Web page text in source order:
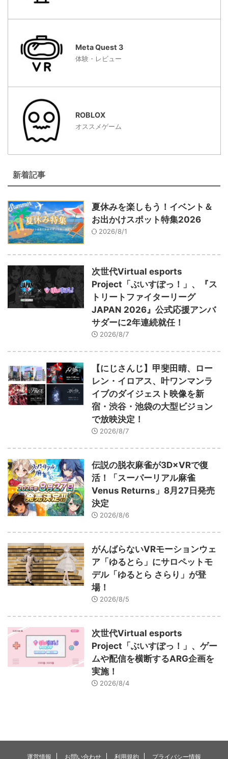
Meta Quest 3
体験・レビュー
ROBLOX
オススメゲーム
新着記事
夏休みを楽しもう！イベント＆
お出かけスポット特集2026
2026/8/1
次世代Virtual esports
Project「ぶいすぽっ！」、『ス
トリートファイターリーグ
JAPAN 2026』公式応援アンバ
サダーに2年連続就任！
2026/8/7
【にじさんじ】甲斐田晴、ロー
レン・イロアス、叶ワンマンラ
イブのダイジェスト映像を新
宿・渋谷・池袋の大型ビジョン
で放映決定！
2026/8/7
伝説の脱衣麻雀が3D×VRで復
活！「スーパーリアル麻雀
Venus Returns」8月27日発売
決定
2026/8/6
がんばらないVRモーションウェ
ア「ゆるとら」にサロペットモ
デル「ゆるとら さらり」が登
場！
2026/8/5
次世代Virtual esports
Project「ぶいすぽっ！」、ゲー
ムや配信を横断するARG企画を
実施！
2026/8/4
運営情報 お問い合わせ 利用規約 プライバシー情報